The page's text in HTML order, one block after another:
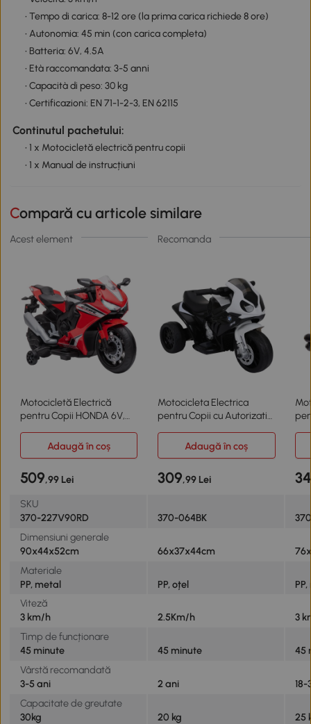
• Tempo di carica: 8-12 ore (la prima carica richiede 8 ore)
• Autonomia: 45 min (con carica completa)
• Batteria: 6V, 4.5A
• Età raccomandata: 3-5 anni
• Capacità di peso: 30 kg
• Certificazioni: EN 71-1-2-3, EN 62115
Continutul pachetului:
• 1 x Motocicletă electrică pentru copii
• 1 x Manual de instrucțiuni
Compară cu articole similare
Acest element Recomanda
Motocicletă Electrică
pentru Copii HONDA 6V,
Motocicleta Electrica
pentru Copii cu Autorizatie
Adaugă în coș
Adaugă în coș
509,99 Lei 309,99 Lei
SKU
370-227V90RD
370-064BK
Dimensiuni generale
90x44x52cm
66x37x44cm
Materiale
PP, metal
PP, oțel
Viteză
3 km/h
2.5Km/h
3
Timp de funcționare
45 minute
45 minute
45
Vârstă recomandată
3-5 ani
2 ani
18-
Capacitate de greutate
30kg
20 kg
25